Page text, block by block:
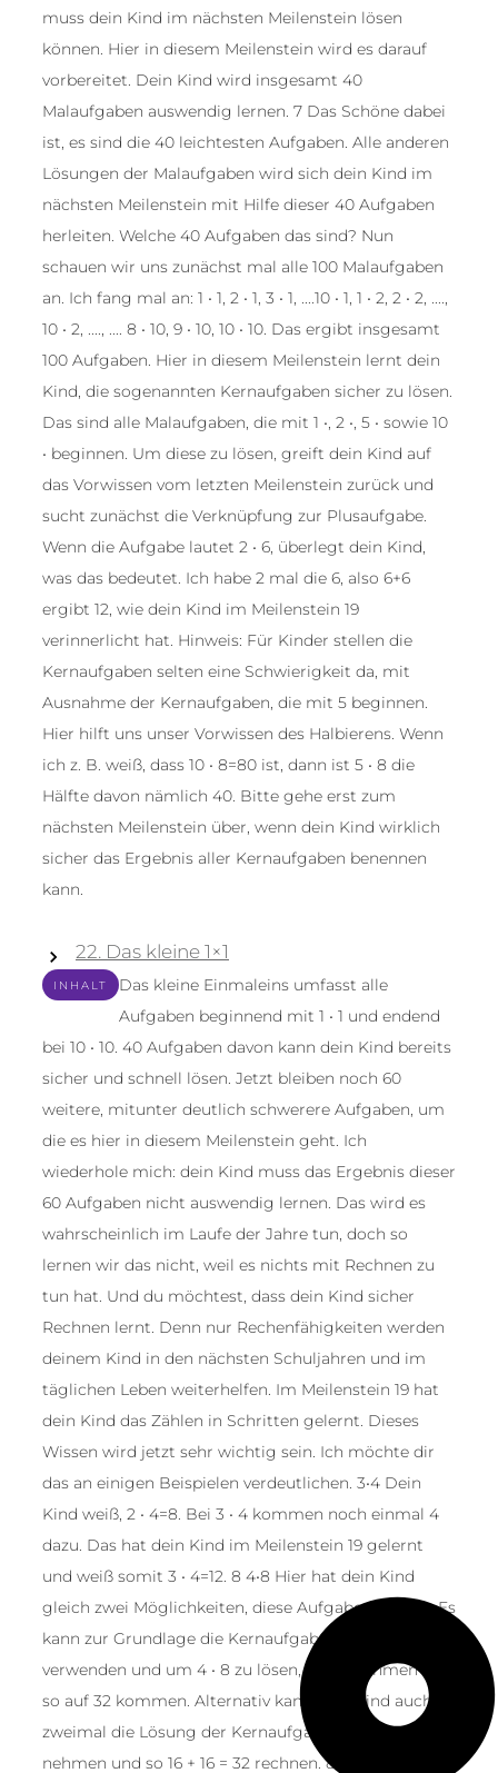
muss dein Kind im nächsten Meilenstein lösen
können. Hier in diesem Meilenstein wird es darauf
vorbereitet. Dein Kind wird insgesamt 40
Malaufgaben auswendig lernen. 7 Das Schöne dabei
ist, es sind die 40 leichtesten Aufgaben. Alle anderen
Lösungen der Malaufgaben wird sich dein Kind im
nächsten Meilenstein mit Hilfe dieser 40 Aufgaben
herleiten. Welche 40 Aufgaben das sind? Nun
schauen wir uns zunächst mal alle 100 Malaufgaben
an. Ich fang mal an: 1 • 1, 2 • 1, 3 • 1, ....10 • 1, 1 • 2, 2 • 2, ....,
10 • 2, ...., .... 8 • 10, 9 • 10, 10 • 10. Das ergibt insgesamt
100 Aufgaben. Hier in diesem Meilenstein lernt dein
Kind, die sogenannten Kernaufgaben sicher zu lösen.
Das sind alle Malaufgaben, die mit 1 •, 2 •, 5 • sowie 10
• beginnen. Um diese zu lösen, greift dein Kind auf
das Vorwissen vom letzten Meilenstein zurück und
sucht zunächst die Verknüpfung zur Plusaufgabe.
Wenn die Aufgabe lautet 2 • 6, überlegt dein Kind,
was das bedeutet. Ich habe 2 mal die 6, also 6+6
ergibt 12, wie dein Kind im Meilenstein 19
verinnerlicht hat. Hinweis: Für Kinder stellen die
Kernaufgaben selten eine Schwierigkeit da, mit
Ausnahme der Kernaufgaben, die mit 5 beginnen.
Hier hilft uns unser Vorwissen des Halbierens. Wenn
ich z. B. weiß, dass 10 • 8=80 ist, dann ist 5 • 8 die
Hälfte davon nämlich 40. Bitte gehe erst zum
nächsten Meilenstein über, wenn dein Kind wirklich
sicher das Ergebnis aller Kernaufgaben benennen
kann.
22. Das kleine 1×1
INHALT
Das kleine Einmaleins umfasst alle
Aufgaben beginnend mit 1 • 1 und endend
bei 10 • 10. 40 Aufgaben davon kann dein Kind bereits
sicher und schnell lösen. Jetzt bleiben noch 60
weitere, mitunter deutlich schwerere Aufgaben, um
die es hier in diesem Meilenstein geht. Ich
wiederhole mich: dein Kind muss das Ergebnis dieser
60 Aufgaben nicht auswendig lernen. Das wird es
wahrscheinlich im Laufe der Jahre tun, doch so
lernen wir das nicht, weil es nichts mit Rechnen zu
tun hat. Und du möchtest, dass dein Kind sicher
Rechnen lernt. Denn nur Rechenfähigkeiten werden
deinem Kind in den nächsten Schuljahren und im
täglichen Leben weiterhelfen. Im Meilenstein 19 hat
dein Kind das Zählen in Schritten gelernt. Dieses
Wissen wird jetzt sehr wichtig sein. Ich möchte dir
das an einigen Beispielen verdeutlichen. 3•4 Dein
Kind weiß, 2 • 4=8. Bei 3 • 4 kommen noch einmal 4
dazu. Das hat dein Kind im Meilenstein 19 gelernt
und weiß somit 3 • 4=12. 8 4•8 Hier hat dein Kind
gleich zwei Möglichkeiten, diese Aufgabe zu lösen. Es
kann zur Grundlage die Kernaufgabe 5 • 8=40
verwenden und um 4 • 8 zu lösen, 8 wegnehmen und
so auf 32 kommen. Alternativ kann dein Kind auch
zweimal die Lösung der Kernaufgabe 2 • 8=16
nehmen und so 16 + 16 = 32 rechnen. 8 • 7 (die